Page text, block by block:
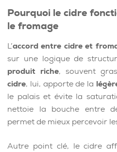
Pourquoi le cidre
le fromage
L’accord entre cidre et
sur une logique de
produit riche, souvent
cidre, lui, apporte de la
le palais et évite la
nettoie la bouche entre
permet de mieux percevoir
Autre point clé, le cidre